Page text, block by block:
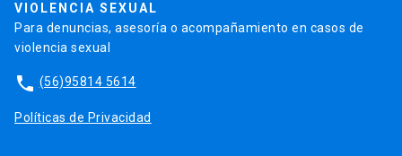
VIOLENCIA SEXUAL
Para denuncias, asesoría o acompañamiento en casos de
violencia sexual
phone (56)95814 5614
Políticas de Privacidad